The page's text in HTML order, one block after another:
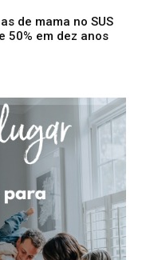
de mama no SUS
50% em dez anos